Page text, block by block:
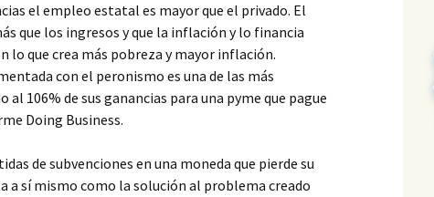
el empleo estatal es mayor que el privado. El
que los ingresos y que la inflación y lo financia
lo que crea más pobreza y mayor inflación.
con el peronismo es una de las más
106% de sus ganancias para una pyme que pague
Doing Business.
de subvenciones en una moneda que pierde su
a sí mismo como la solución al problema creado